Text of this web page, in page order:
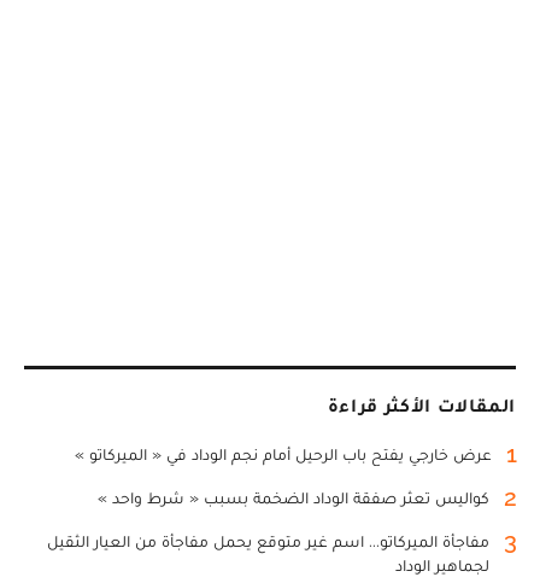
المقالات الأكثر قراءة
1 عرض خارجي يفتح باب الرحيل أمام نجم الوداد في « الميركاتو »
2 كواليس تعثر صفقة الوداد الضخمة بسبب « شرط واحد »
3
مفاجأة الميركاتو... اسم غير متوقع يحمل مفاجأة من العيار الثقيل
لجماهير الوداد